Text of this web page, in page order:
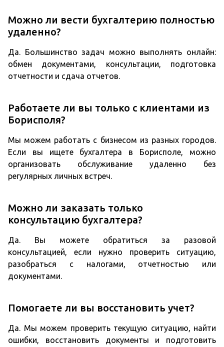
Можно ли вести бухгалтерию полностью
удаленно?
Да. Большинство задач можно выполнять онлайн:
обмен документами, консультации, подготовка
отчетности и сдача отчетов.
Работаете ли вы только с клиентами из
Борисполя?
Мы можем работать с бизнесом из разных городов.
Если вы ищете бухгалтера в Борисполе, можно
организовать обслуживание удаленно без
регулярных личных встреч.
Можно ли заказать только
консультацию бухгалтера?
Да. Вы можете обратиться за разовой
консультацией, если нужно проверить ситуацию,
разобраться с налогами, отчетностью или
документами.
Помогаете ли вы восстановить учет?
Да. Мы можем проверить текущую ситуацию, найти
ошибки, восстановить документы и подготовить